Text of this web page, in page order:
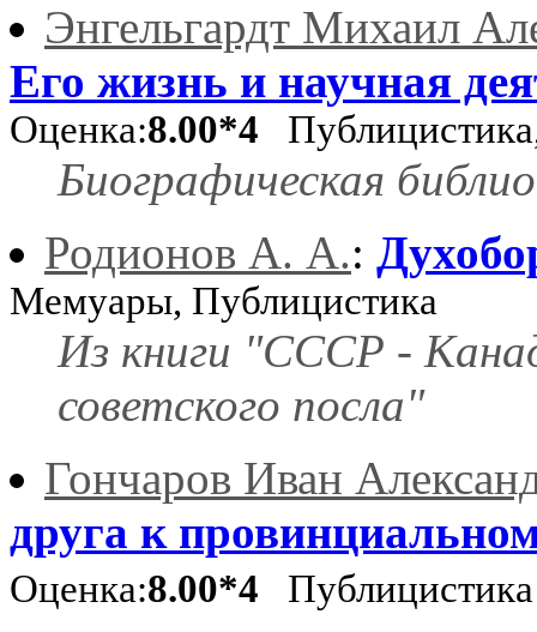
Энгельгардт Михаил
Его жизнь и научная
Оценка:8.00*4
Биографическая
Родионов А. А.:
Мемуары, Публицистика
Из книги "СССР -
советского посла"
Гончаров Иван
друга к
Оценка:8.00*4